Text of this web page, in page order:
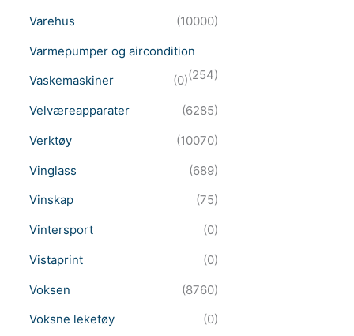
Varehus
(10000)
Varmepumper og aircondition
(254)
Vaskemaskiner
(0)
Velværeapparater
(6285)
Verktøy
(10070)
Vinglass
(689)
Vinskap
(75)
Vintersport
(0)
Vistaprint
(0)
Voksen
(8760)
Voksne leketøy
(0)